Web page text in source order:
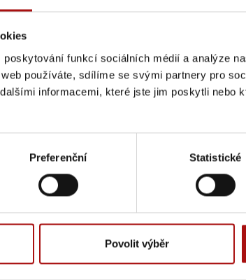
poskytování funkcí sociálních médií a analýze
používáte, sdílíme se svými partnery pro
informacemi, které jste jim poskytli nebo
Preferenční Statistické
Povolit výběr
Čechomor – Vinařství JOHANN W,
, Mělník
rulandských vín v ČR, Kyjov
noc, Sedlec u Mikulova
, Polešovice
Staráku, Bzenec